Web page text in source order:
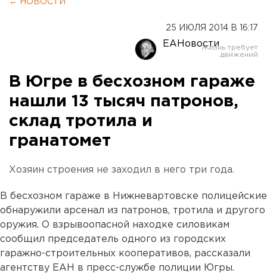
← НОВОСТИ
25 ИЮЛЯ 2014 В 16:17
ЕАНовости
В Югре в бесхозном гараже
нашли 13 тысяч патронов,
склад тротила и
гранатомет
Хозяин строения не заходил в него три года.
В бесхозном гараже в Нижневартовске полицейские
обнаружили арсенал из патронов, тротила и другого
оружия. О взрывоопасной находке силовикам
сообщил председатель одного из городских
гаражно-строительных кооперативов, рассказали
агентству ЕАН в пресс-службе полиции Югры.